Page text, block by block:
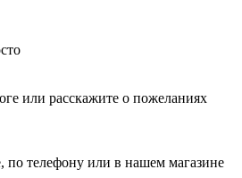
или расскажите о пожеланиях
по телефону или в нашем магазине